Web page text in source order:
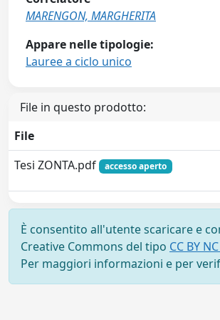
MARENGON, MARGHERITA
Appare nelle tipologie:
Lauree a ciclo unico
File in questo prodotto:
File
Tesi ZONTA.pdf
accesso aperto
È consentito all'utente scaricare e
Creative Commons del tipo CC BY
Per maggiori informazioni e per